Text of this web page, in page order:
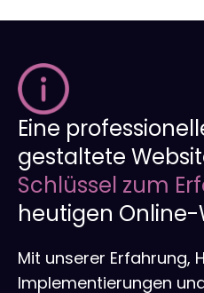
Eine
gestaltete
Schlüssel zum
heutigen Online-
Mit unserer Erfahrung,
Implementierungen